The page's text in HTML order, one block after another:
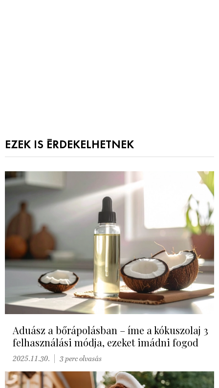
EZEK IS ÉRDEKELHETNEK
Aduász a bőrápolásban – íme a kókuszolaj 3
felhasználási módja, ezeket imádni fogod
2025.11.30. 3 perc olvasás